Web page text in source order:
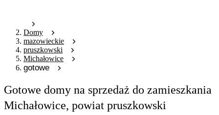
Domy
mazowieckie
pruszkowski
Michałowice
gotowe
Gotowe domy na sprzedaż do zamieszkania
Michałowice, powiat pruszkowski